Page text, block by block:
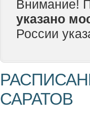
Внимание!
указано
России
САРАТОВ